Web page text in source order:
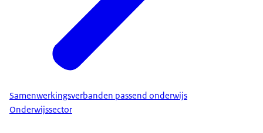
Samenwerkingsverbanden passend onderwijs
Onderwijssector